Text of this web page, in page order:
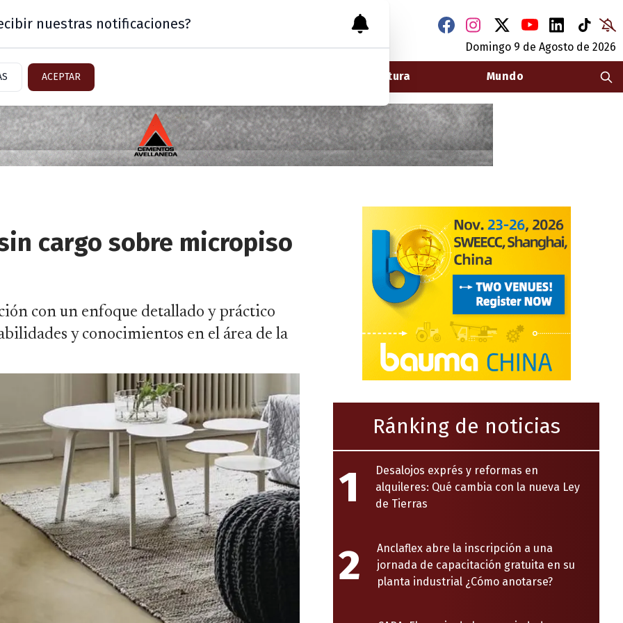
Domingo 9 de Agosto de 2026
Mercado Arquitectura Mundo
cargo sobre micropiso
con un enfoque detallado y práctico
y conocimientos en el área de la
Ránking de noticias
1
Desalojos exprés y reformas en
alquileres: Qué cambia con la nueva Ley
de Tierras
2
Anclaflex abre la inscripción a una
jornada de capacitación gratuita en su
planta industrial ¿Cómo anotarse?
nuestras notificaciones?
ACEPTAR